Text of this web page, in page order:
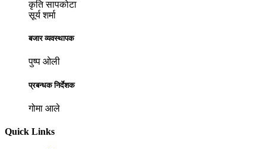
कृति सापकोटा
सूर्य शर्मा
बजार व्यवस्थापक
पुष्प ओली
प्रबन्धक निर्देशक
गोमा आले
Quick Links